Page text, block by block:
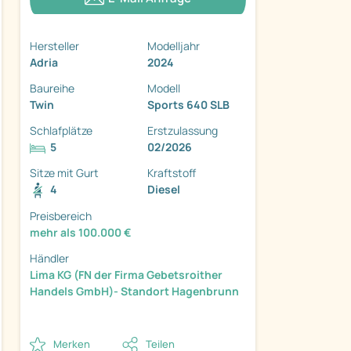
Hersteller
Adria
Modelljahr
2024
Baureihe
Twin
Modell
Sports 640 SLB
Schlafplätze
5
Erstzulassung
02/2026
Sitze mit Gurt
4
Kraftstoff
Diesel
Preisbereich
mehr als 100.000 €
Händler
Lima KG (FN der Firma Gebetsroither
Handels GmbH)- Standort Hagenbrunn
Merken Teilen